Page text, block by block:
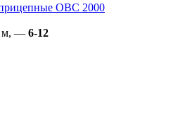
ОВС 2000
— 6-12